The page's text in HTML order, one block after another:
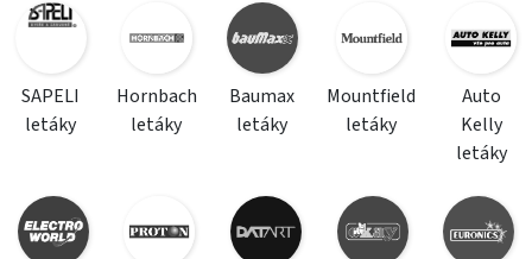
SAPELI
letáky
Hornbach
letáky
Baumax
letáky
Mountfield
letáky
Auto
Kelly
letáky